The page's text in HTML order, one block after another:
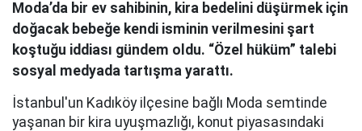
Moda’da bir ev sahibinin, kira bedelini düşürmek için
doğacak bebeğe kendi isminin verilmesini şart
koştuğu iddiası gündem oldu. “Özel hüküm” talebi
sosyal medyada tartışma yarattı.
İstanbul'un Kadıköy ilçesine bağlı Moda semtinde
yaşanan bir kira uyuşmazlığı, konut piyasasındaki